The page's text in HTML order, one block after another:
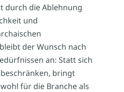
durch die Ablehnung
und
der Wunsch nach
an: Statt sich
bringt
für die Branche als